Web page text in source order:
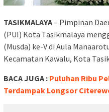
TASIKMALAYA– Pimpinan
(PUI) Kota Tasikmalaya
(Musda) ke-V di Aula
Kecamatan Kawalu, Kota
BACA JUGA : Puluhan Ribu
Terdampak Longsor